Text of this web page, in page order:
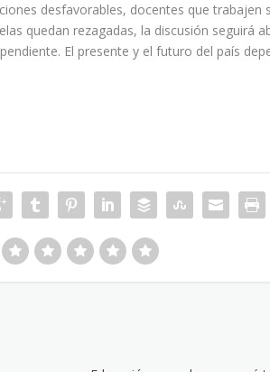
desfavorables, docentes que trabajen
quedan rezagadas, la discusión seguirá
El presente y el futuro del país